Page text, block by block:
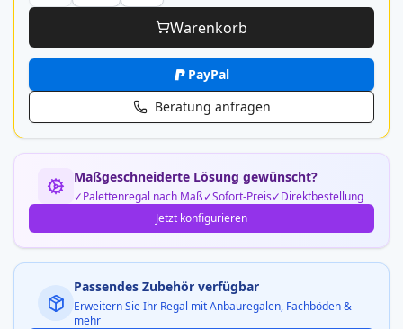
Warenkorb
PayPal
Beratung anfragen
Maßgeschneiderte Lösung gewünscht?
Palettenregal nach Maß Sofort-Preis
Direktbestellung
Jetzt konfigurieren
Passendes Zubehör verfügbar
Erweitern Sie Ihr Regal mit Anbauregalen, Fachböden &
mehr